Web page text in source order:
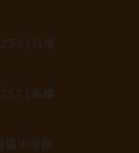
(台南
(高雄
區中安路